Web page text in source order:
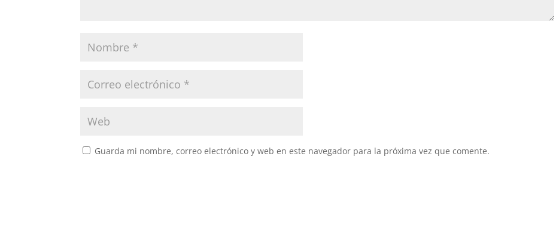
Guarda mi nombre, correo electrónico y web en este navegador para la próxima vez que comente.